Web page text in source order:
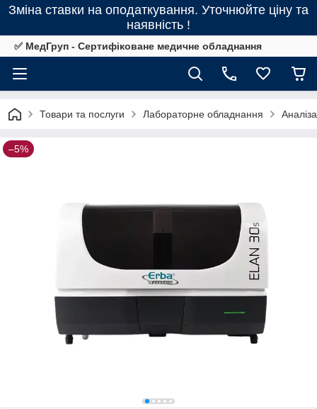
Зміна ставки на оподаткування. Уточнюйте ціну та
наявність !
✅ МедГруп - Сертифіковане медичне обладнання
Товари та послуги Лабораторне обладнання
–5%